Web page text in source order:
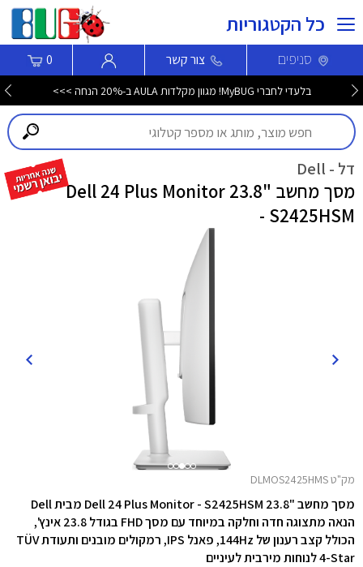
כל הקטגוריות
סניפים צור קשר 0
בלעדי לחברי MyBUG! מגוון מקלדות AULA ב-20% הנחה >>>
דל - Dell
מסך מחשב "23.8 Dell 24 Plus Monitor
- S2425HSM
מק"ט DLMOS2425HMS
מסך מחשב "23.8 Dell 24 Plus Monitor - S2425HSM מבית Dell
הנאה מתצוגה חדה וחלקה במיוחד עם מסך FHD בגודל 23.8 אינץ',
הכולל קצב רענון של ‎144Hz‎, פאנל IPS‎, רמקולים מובנים ותעודת TÜV
4-Star לנוחות מירבית לעיניים